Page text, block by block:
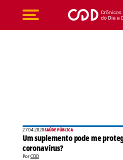
27.04.2020SAÚDE PÚBLICA
Um suplemento pode me
coronavírus?
PorCDD